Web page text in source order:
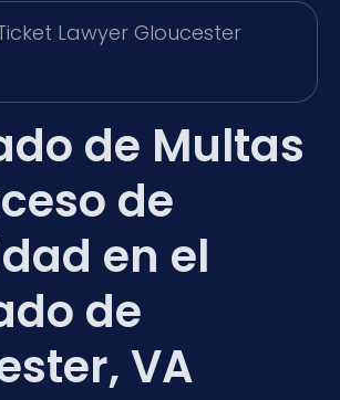
de Multas
de
en el
de
VA